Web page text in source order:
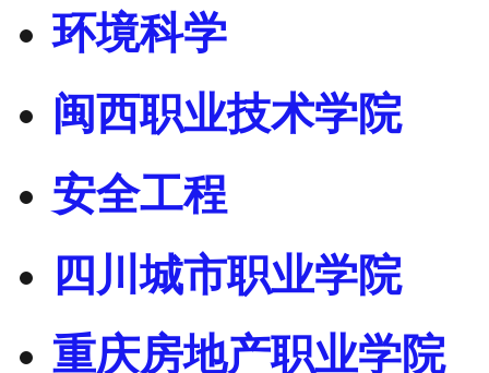
环境科学
闽西职业技术学院
安全工程
四川城市职业学院
重庆房地产职业学院